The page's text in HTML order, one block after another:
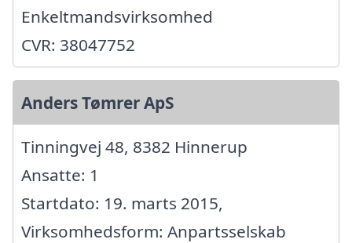
Enkeltmandsvirksomhed
CVR: 38047752
Anders Tømrer ApS
Tinningvej 48, 8382 Hinnerup
Ansatte: 1
Startdato: 19. marts 2015,
Virksomhedsform: Anpartsselskab